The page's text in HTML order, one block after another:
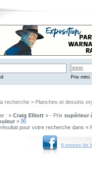
Id Prix mini.
recherche > Planches et dessins
: « Craig Elliott » - Prix supérieur
»
pour votre recherche dans «
A propos de